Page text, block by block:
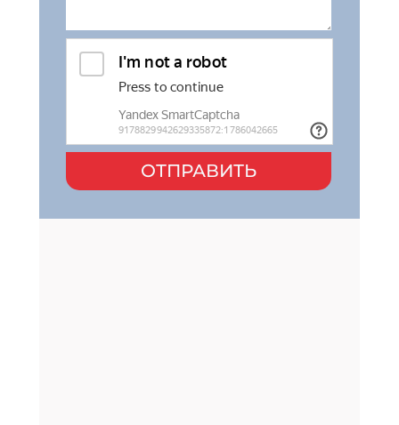
ОТПРАВИТЬ